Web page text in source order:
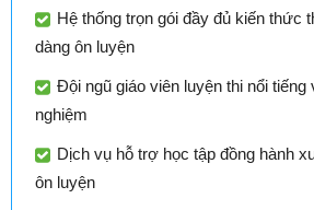
Hệ thống trọn gói đầy đủ kiến thức
dàng ôn luyện
Đội ngũ giáo viên luyện thi nổi
nghiệm
Dịch vụ hỗ trợ học tập đồng hành
ôn luyện